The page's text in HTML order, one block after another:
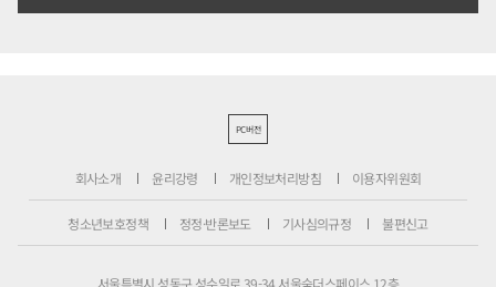
PC버전
회사소개 윤리강령 개인정보처리방침 이용자위원회
청소년보호정책 정정·반론보도 기사심의규정 불편신고